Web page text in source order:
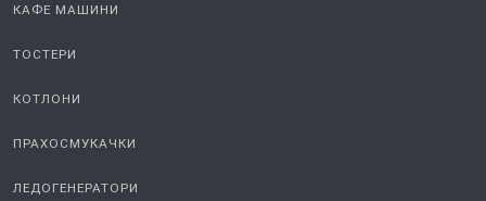
КАФЕ МАШИНИ
ТОСТЕРИ
КОТЛОНИ
ПРАХОСМУКАЧКИ
ЛЕДОГЕНЕРАТОРИ